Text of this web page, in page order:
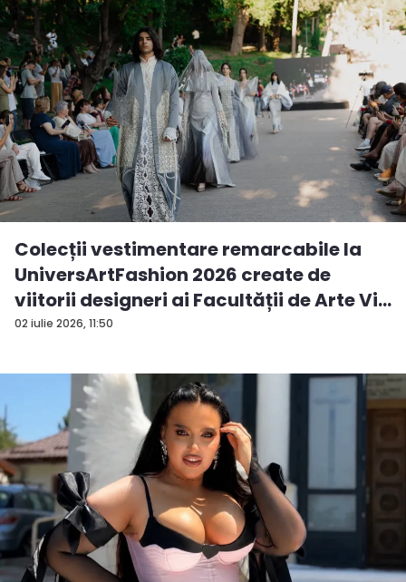
02 iulie 2026, 11:50
Colecții vestimentare remarcabile la
UniversArtFashion 2026 create de
viitorii designeri ai Facultății de Arte Vi...